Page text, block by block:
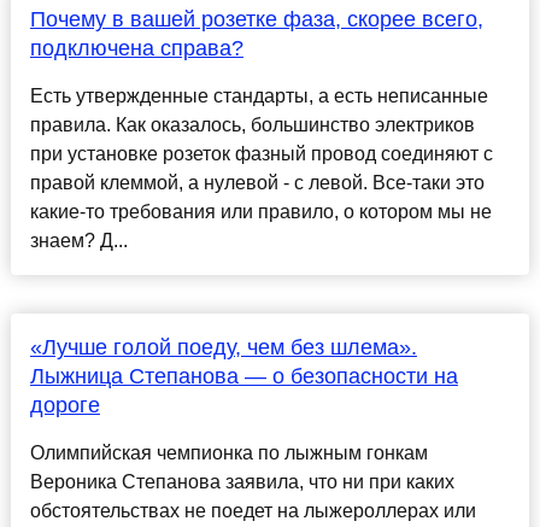
Почему в вашей розетке фаза, скорее всего,
подключена справа?
Есть утвержденные стандарты, а есть неписанные
правила. Как оказалось, большинство электриков
при установке розеток фазный провод соединяют с
правой клеммой, а нулевой - с левой. Все-таки это
какие-то требования или правило, о котором мы не
знаем? Д...
«Лучше голой поеду, чем без шлема».
Лыжница Степанова — о безопасности на
дороге
Олимпийская чемпионка по лыжным гонкам
Вероника Степанова заявила, что ни при каких
обстоятельствах не поедет на лыжероллерах или